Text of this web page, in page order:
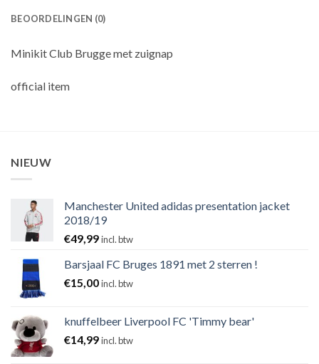
BEOORDELINGEN (0)
Minikit Club Brugge met zuignap
official item
NIEUW
Manchester United adidas presentation jacket
2018/19
€49,99incl. btw
Barsjaal FC Bruges 1891 met 2 sterren !
€15,00incl. btw
knuffelbeer Liverpool FC 'Timmy bear'
€14,99incl. btw